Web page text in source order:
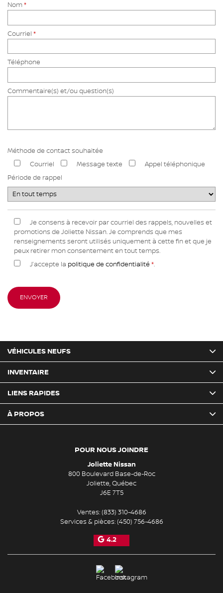
Nom*
Courriel *
Téléphone
Commentaire(s) et/ou question(s)
Méthode de contact souhaitée
Courriel
Message texte
Appel téléphonique
Période de rappel
Je consens à recevoir par courriel des rappels, nouvelles et
promotions de Joliette Nissan. Je comprends que mes
renseignements seront utilisés uniquement à cette fin et que je
peux retirer mon consentement en tout temps.
J’accepte la politique de confidentialité *.
POUR NOUS JOINDRE
Joliette Nissan
800 Boulevard Base-de-Roc
Joliette,Québec
J6E 7T5
Ventes:(833) 310-4686
Services & pièces:(450) 756-4686
4.2
VÉHICULES NEUFS
INVENTAIRE
LIENS RAPIDES
À PROPOS